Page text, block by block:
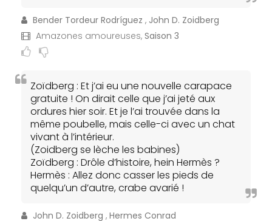
Bender Tordeur Rodríguez , John D. Zoidberg
Amazones amoureuses, Saison 3
Zoïdberg : Et j’ai eu une nouvelle carapace
gratuite ! On dirait celle que j’ai jeté aux
ordures hier soir. Et je l’ai trouvée dans la
même poubelle, mais celle-ci avec un chat
vivant à l’intérieur.
(Zoidberg se lèche les babines)
Zoïdberg : Drôle d’histoire, hein Hermès ?
Hermès : Allez donc casser les pieds de
quelqu’un d’autre, crabe avarié !
John D. Zoidberg , Hermes Conrad